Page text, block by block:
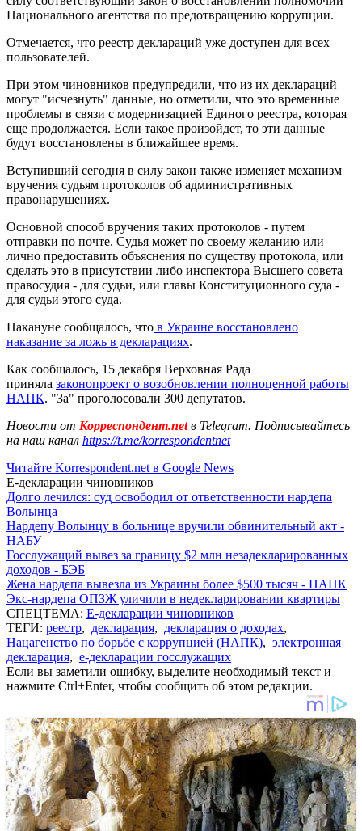
Национального агентства по предотвращению коррупции.
Отмечается, что реестр деклараций уже доступен для всех
пользователей.
При этом чиновников предупредили, что из их деклараций
могут "исчезнуть" данные, но отметили, что это временные
проблемы в связи с модернизацией Единого реестра, которая
еще продолжается. Если такое произойдет, то эти данные
будут восстановлены в ближайшее время.
Вступивший сегодня в силу закон также изменяет механизм
вручения судьям протоколов об административных
правонарушениях.
Основной способ вручения таких протоколов - путем
отправки по почте. Судья может по своему желанию или
лично предоставить объяснения по существу протокола, или
сделать это в присутствии либо инспектора Высшего совета
правосудия - для судьи, или главы Конституционного суда -
для судьи этого суда.
Накануне сообщалось, что в Украине восстановлено
наказание за ложь в декларациях.
Как сообщалось, 15 декабря Верховная Рада
приняла законопроект о возобновлении полноценной работы
НАПК. "За" проголосовали 300 депутатов.
Новости от Корреспондент.netв Telegram. Подписывайтесь
на наш канал https://t.me/korrespondentnet
Читайте Korrespondent.net в Google News
Е-декларации чиновников
Долго лечился: суд освободил от ответственности нардепа
Волынца
Нардепу Волынцу в больнице вручили обвинительный акт -
НАБУ
Госслужащий вывез за границу $2 млн незадекларированных
доходов - БЭБ
Жена нардепа вывезла из Украины более $500 тысяч - НАПК
Экс-нардепа ОПЗЖ уличили в недекларировании квартиры
СПЕЦТЕМА: Е-декларации чиновников
ТЕГИ: реестр, декларация, декларация о доходах,
Нацагенство по борьбе с коррупцией (НАПК), электронная
декларация, е-декларации госслужащих
Если вы заметили ошибку, выделите необходимый текст и
нажмите Ctrl+Enter, чтобы сообщить об этом редакции.